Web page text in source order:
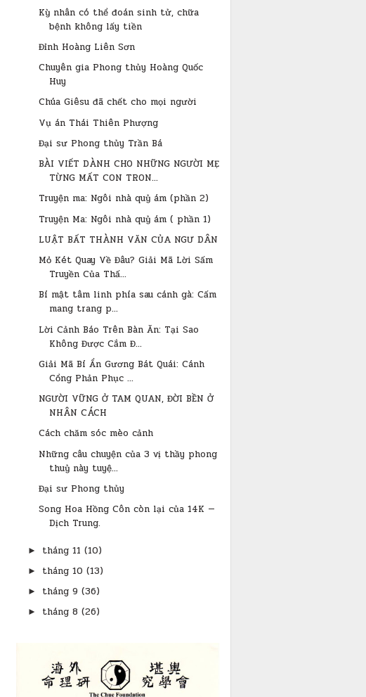
Kỳ nhân có thể đoán sinh tử, chữa
bệnh không lấy tiền
Đỉnh Hoàng Liên Sơn
Chuyên gia Phong thủy Hoàng Quốc
Huy
Chúa Giêsu đã chết cho mọi người
Vụ án Thái Thiên Phượng
Đại sư Phong thủy Trần Bá
BÀI VIẾT DÀNH CHO NHỮNG NGƯỜI MẸ
TỪNG MẤT CON TRON...
Truyện ma: Ngôi nhà quỷ ám (phần 2)
Truyện Ma: Ngôi nhà quỷ ám ( phần 1)
LUẬT BẤT THÀNH VĂN CỦA NGƯ DÂN
Mỏ Két Quay Về Đâu? Giải Mã Lời Sấm
Truyền Của Thấ...
Bí mật tâm linh phía sau cánh gà: Cấm
mang trang p...
Lời Cảnh Báo Trên Bàn Ăn: Tại Sao
Không Được Cắm Đ...
Giải Mã Bí Ẩn Gương Bát Quái: Cánh
Cổng Phản Phục ...
NGƯỜI VỮNG Ở TAM QUAN, ĐỜI BỀN Ở
NHÂN CÁCH
Cách chăm sóc mèo cảnh
Những câu chuyện của 3 vị thầy phong
thuỷ này tuyệ...
Đại sư Phong thủy
Song Hoa Hồng Côn còn lại của 14K —
Dịch Trung.
► tháng 11 (10)
► tháng 10 (13)
► tháng 9 (36)
► tháng 8 (26)